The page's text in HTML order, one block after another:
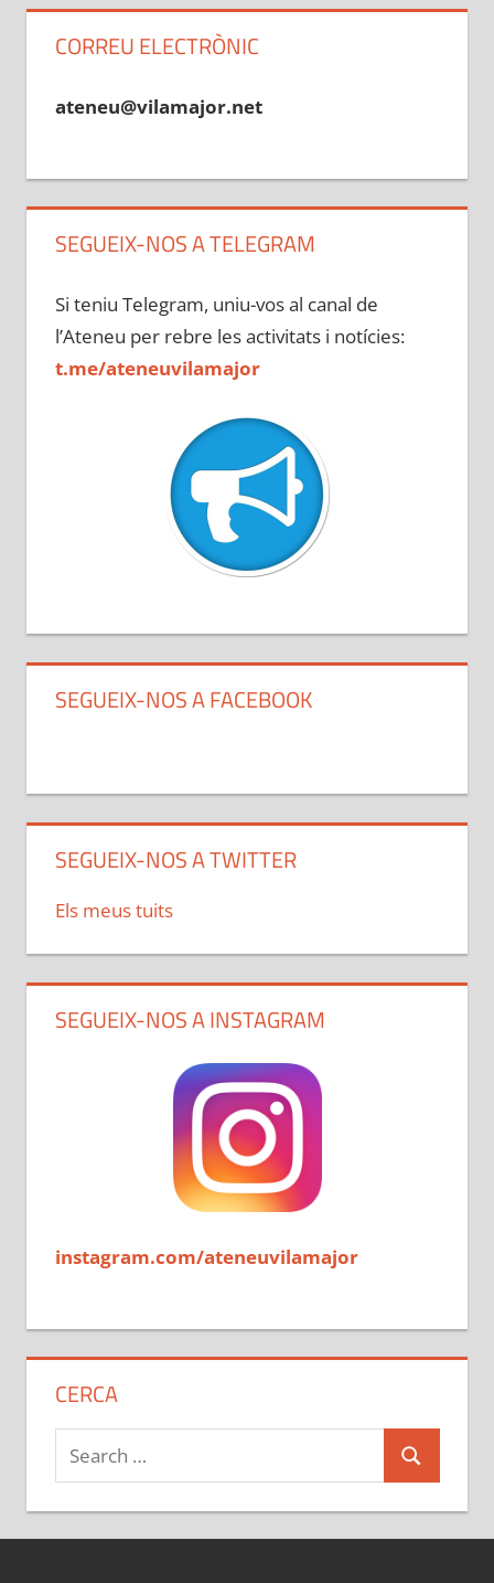
CORREU ELECTRÒNIC
ateneu@vilamajor.net
SEGUEIX-NOS A TELEGRAM
Si teniu Telegram, uniu-vos al canal de
l’Ateneu per rebre les activitats i notícies:
t.me/ateneuvilamajor
SEGUEIX-NOS A FACEBOOK
SEGUEIX-NOS A TWITTER
Els meus tuits
SEGUEIX-NOS A INSTAGRAM
instagram.com/ateneuvilamajor
CERCA
Search
for:
Search